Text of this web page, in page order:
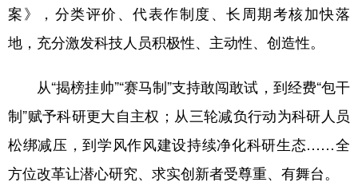
案》，分类评价、代表作制度、长周期考核加快落
地，充分激发科技人员积极性、主动性、创造性。
从“揭榜挂帅”“赛马制”支持敢闯敢试，到经费“包干
制”赋予科研更大自主权；从三轮减负行动为科研人员
松绑减压，到学风作风建设持续净化科研生态……全
方位改革让潜心研究、求实创新者受尊重、有舞台。